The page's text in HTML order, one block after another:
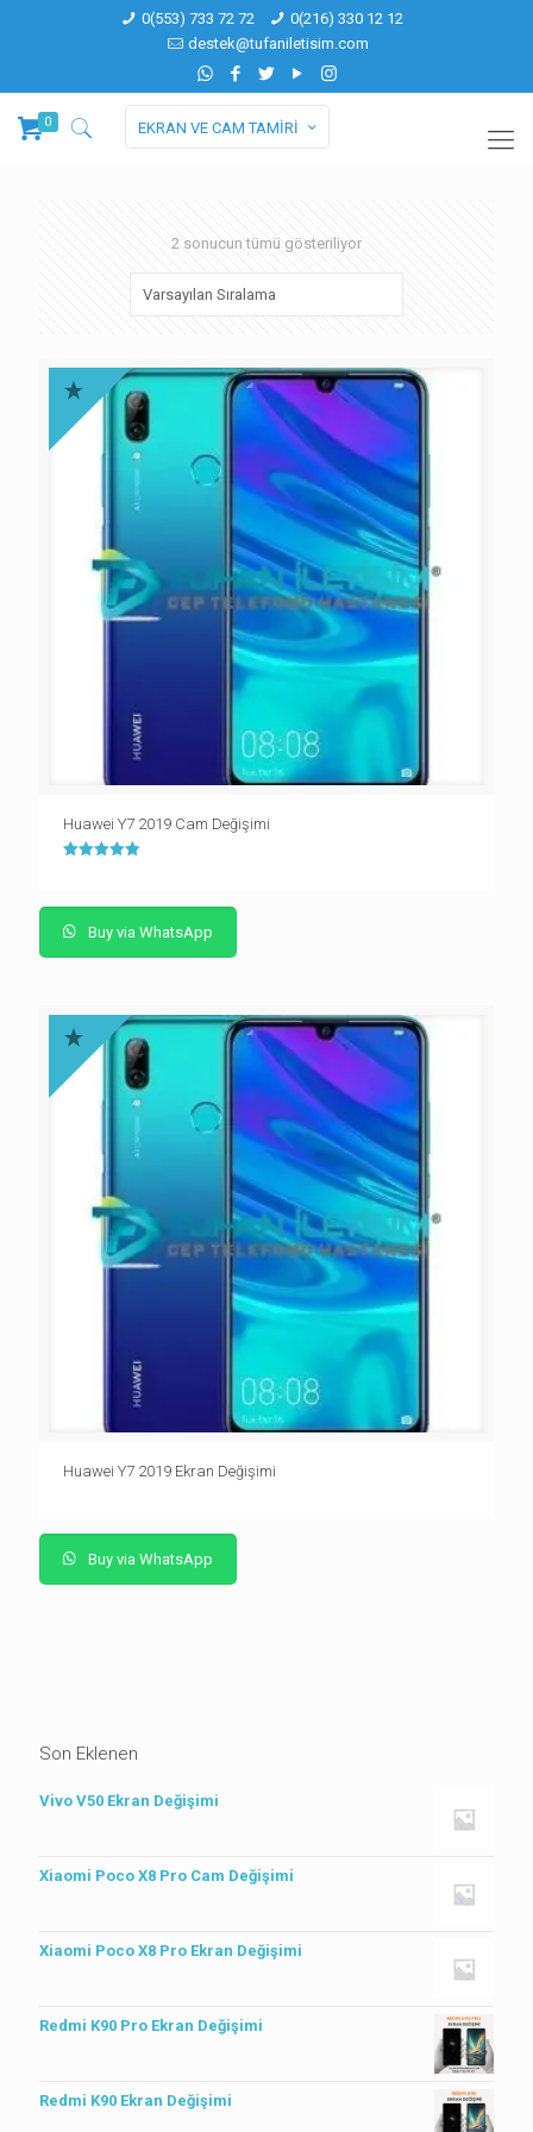
0(553) 733 72 72
0(216) 330 12 12
destek@tufaniletisim.com
0 EKRAN VE CAM TAMİRİ
2 sonucun tümü gösteriliyor
Huawei Y7 2019 Cam Değişimi
Buy via WhatsApp
Huawei Y7 2019 Ekran Değişimi
Buy via WhatsApp
Son Eklenen
Vivo V50 Ekran Değişimi
Xiaomi Poco X8 Pro Cam Değişimi
Xiaomi Poco X8 Pro Ekran Değişimi
Redmi K90 Pro Ekran Değişimi
Redmi K90 Ekran Değişimi